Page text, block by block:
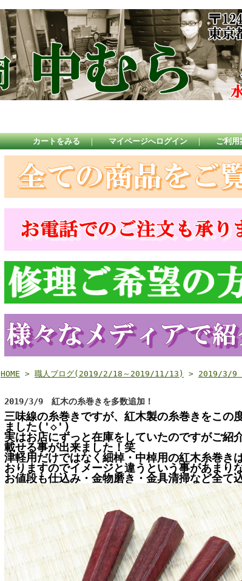
カートをみる ｜ マイページへログイン ｜ ご利用
HOME > 職人ブログ(2019/2/18～2019/11/13) > 2019/3/9
2019/3/9 紅木の糸巻きを多数追加！
三味線の糸巻きですが、紅木製の糸巻きをこの
ました('◇')ゞ
実はお店にずっと在庫をしていたのですがご紹
載せる事が出来ました！笑
津軽用だけではなく細棹・中棹用の紅木糸巻き
おりますのでイメージと違うという事があまり
お値段も仕込み・金物磨き・金具清掃など全